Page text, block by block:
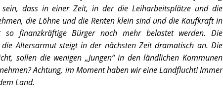
dass in einer Zeit, in der die Leiharbeitsplätze und die
die Löhne und die Renten klein sind und die Kaufkraft in
finanzkräftige Bürger noch mehr belastet werden. Die
Altersarmut steigt in der nächsten Zeit dramatisch an. Die
sollen die wenigen „Jungen“ in den ländlichen Kommunen
Achtung, im Moment haben wir eine Landflucht! Immer
Land.